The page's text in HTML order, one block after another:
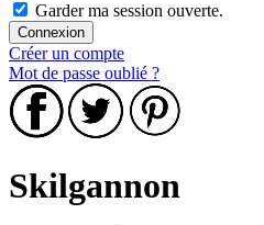
Garder ma session ouverte.
Créer un compte
Mot de passe oublié ?
Skilgannon